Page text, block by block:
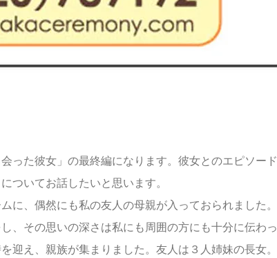
った彼女」の最終編になります。彼女とのエピソード
ついてお話したいと思います。
に、偶然にも私の友人の母親が入っておられました。
、その思いの深さは私にも周囲の方にも十分に伝わっ
迎え、親族が集まりました。友人は３人姉妹の長女。